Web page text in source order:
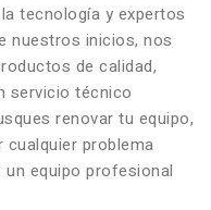
tecnología y expertos
nuestros inicios, nos
de calidad,
servicio técnico
renovar tu equipo,
problema
equipo profesional